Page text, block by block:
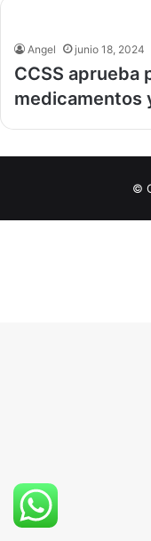
Angel junio 18, 2024
CCSS aprueba
medicamentos
©